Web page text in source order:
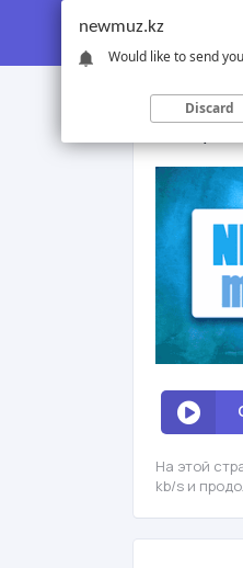
Ninety
На этой
kb/s и
newmuz.kz
Would like to send
Discard